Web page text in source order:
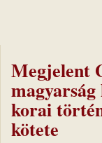
Megjelent
korai
kötete